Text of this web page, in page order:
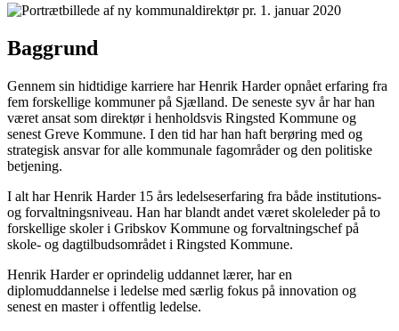
Baggrund
Gennem sin hidtidige karriere har Henrik Harder opnået erfaring fra
fem forskellige kommuner på Sjælland. De seneste syv år har han
været ansat som direktør i henholdsvis Ringsted Kommune og
senest Greve Kommune. I den tid har han haft berøring med og
strategisk ansvar for alle kommunale fagområder og den politiske
betjening.
I alt har Henrik Harder 15 års ledelseserfaring fra både institutions-
og forvaltningsniveau. Han har blandt andet været skoleleder på to
forskellige skoler i Gribskov Kommune og forvaltningschef på
skole- og dagtilbudsområdet i Ringsted Kommune.
Henrik Harder er oprindelig uddannet lærer, har en
diplomuddannelse i ledelse med særlig fokus på innovation og
senest en master i offentlig ledelse.